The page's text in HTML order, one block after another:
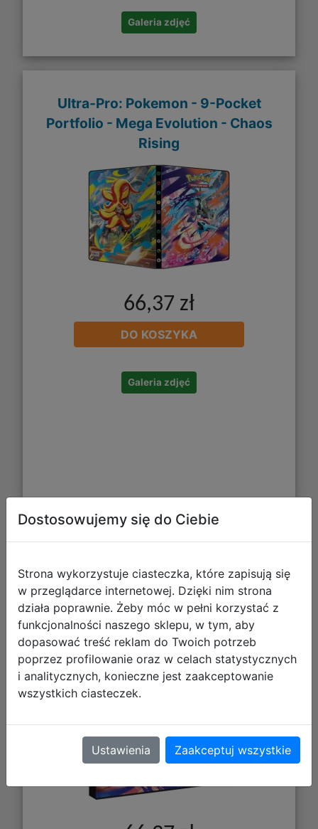
Galeria zdjęć
Ultra-Pro: Pokemon - 9-Pocket
Portfolio - Mega Evolution - Chaos
Rising
66,37 zł
DO KOSZYKA
Galeria zdjęć
Ultra Pro: Pokemon - 9-Pocket
Order
Dostosowujemy się do Ciebie
Strona wykorzystuje ciasteczka, które zapisują się
w przeglądarce internetowej. Dzięki nim strona
działa poprawnie. Żeby móc w pełni korzystać z
funkcjonalności naszego sklepu, w tym, aby
dopasować treść reklam do Twoich potrzeb
poprzez profilowanie oraz w celach statystycznych
i analitycznych, konieczne jest zaakceptowanie
wszystkich ciasteczek.
Ustawienia Zaakceptuj wszystkie